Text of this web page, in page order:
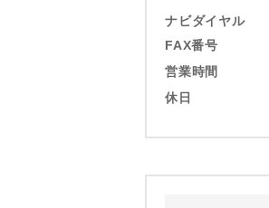
ナビダイヤル
FAX番号
営業時間
休日